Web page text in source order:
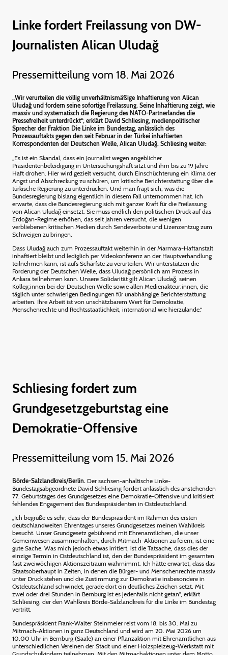
Linke fordert Freilassung von DW-
Journalisten Alican Uludağ
Pressemitteilung vom 18. Mai 2026
„Wir verurteilen die völlig unverhältnismäßige Inhaftierung von Alican
Uludağ und fordern seine sofortige Freilassung. Seine Inhaftierung zeigt, wie
massiv und systematisch die Regierung des NATO-Partnerlandes die
Pressefreiheit unterdrückt“, erklärt David Schliesing, medienpolitischer
Sprecher der Fraktion Die Linke im Bundestag, anlässlich des
Prozessauftakts gegen den seit Februar in der Türkei inhaftierten
Korrespondenten der Deutschen Welle, Alican Uludağ. Schliesing weiter:
„Es ist ein Skandal, dass ein Journalist wegen angeblicher
Präsidentenbeleidigung in Untersuchungshaft sitzt und ihm bis zu 19 Jahre
Haft drohen. Hier wird gezielt versucht, durch Einschüchterung ein Klima der
Angst und Abschreckung zu schüren, um kritische Berichterstattung über die
türkische Regierung zu unterdrücken. Und man fragt sich, was die
Bundesregierung bislang eigentlich in diesem Fall unternommen hat. Ich
erwarte, dass die Bundesregierung sich mit ganzer Kraft für die Freilassung
von Alican Uludağ einsetzt. Sie muss endlich den politischen Druck auf das
Erdoğan-Regime erhöhen, das seit Jahren versucht, die wenigen
verbliebenen kritischen Medien durch Sendeverbote und Lizenzentzug zum
Schweigen zu bringen.
Dass Uludağ auch zum Prozessauftakt weiterhin in der Marmara-Haftanstalt
inhaftiert bleibt und lediglich per Videokonferenz an der Hauptverhandlung
teilnehmen kann, ist aufs Schärfste zu verurteilen. Wir unterstützen die
Forderung der Deutschen Welle, dass Uludağ persönlich am Prozess in
Ankara teilnehmen kann. Unsere Solidarität gilt Alican Uludağ, seinen
Kolleg:innen bei der Deutschen Welle sowie allen Medienakteur:innen, die
täglich unter schwierigen Bedingungen für unabhängige Berichterstattung
arbeiten. Ihre Arbeit ist von unschätzbarem Wert für Demokratie,
Menschenrechte und Rechtsstaatlichkeit, international wie hierzulande.“
Schliesing fordert zum
Grundgesetzgeburtstag eine
Demokratie-Offensive
Pressemitteilung vom 15. Mai 2026
Börde-Salzlandkreis/Berlin. Der sachsen-anhaltische Linke-
Bundestagsabgeordnete David Schliesing fordert anlässlich des anstehenden
77. Geburtstages des Grundgesetzes eine Demokratie-Offensive und kritisiert
fehlendes Engagement des Bundespräsidenten in Ostdeutschland.
„Ich begrüße es sehr, dass der Bundespräsident im Rahmen des ersten
deutschlandweiten Ehrentages unseres Grundgesetzes meinen Wahlkreis
besucht. Unser Grundgesetz gebührend mit Ehrenamtlichen, die unser
Gemeinwesen zusammenhalten, durch Mitmach-Aktionen zu feiern, ist eine
gute Sache. Was mich jedoch etwas irritiert, ist die Tatsache, dass dies der
einzige Termin in Ostdeutschland ist, den der Bundespräsident im gesamten
fast zweiwöchigen Aktionszeitraum wahrnimmt. Ich hätte erwartet, dass das
Staatsoberhaupt in Zeiten, in denen die Bürger- und Menschenrechte massiv
unter Druck stehen und die Zustimmung zur Demokratie insbesondere in
Ostdeutschland schwindet, gerade dort ein deutliches Zeichen setzt. Mit
zwei oder drei Stunden in Bernburg ist es jedenfalls nicht getan", erklärt
Schliesing, der den Wahlkreis Börde-Salzlandkreis für die Linke im Bundestag
vertritt.
Bundespräsident Frank-Walter Steinmeier reist vom 18. bis 30. Mai zu
Mitmach-Aktionen in ganz Deutschland und wird am 20. Mai 2026 um
10.00 Uhr in Bernburg (Saale) an einer Pflanzaktion mit Ehrenamtlichen aus
unterschiedlichen Vereinen der Stadt und einer Holzspielzeug-Werkstatt mit